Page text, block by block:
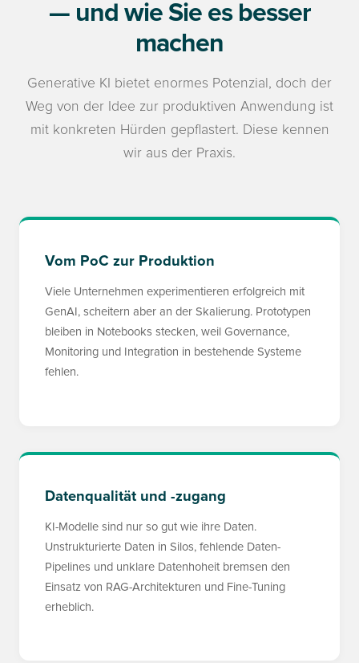
— und wie Sie es besser
machen
Generative KI bietet enormes Potenzial, doch der
Weg von der Idee zur produktiven Anwendung ist
mit konkreten Hürden gepflastert. Diese kennen
wir aus der Praxis.
Vom PoC zur Produktion
Viele Unternehmen experimentieren erfolgreich mit
GenAI, scheitern aber an der Skalierung. Prototypen
bleiben in Notebooks stecken, weil Governance,
Monitoring und Integration in bestehende Systeme
fehlen.
Datenqualität und -zugang
KI-Modelle sind nur so gut wie ihre Daten.
Unstrukturierte Daten in Silos, fehlende Daten-
Pipelines und unklare Datenhoheit bremsen den
Einsatz von RAG-Architekturen und Fine-Tuning
erheblich.